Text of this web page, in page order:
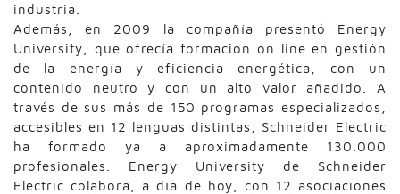
industria.
Además, en 2009 la compañía presentó Energy
University, que ofrecía formación on line en gestión
de la energía y eficiencia energética, con un
contenido neutro y con un alto valor añadido. A
través de sus más de 150 programas especializados,
accesibles en 12 lenguas distintas, Schneider Electric
ha formado ya a aproximadamente 130.000
profesionales. Energy University de Schneider
Electric colabora, a día de hoy, con 12 asociaciones